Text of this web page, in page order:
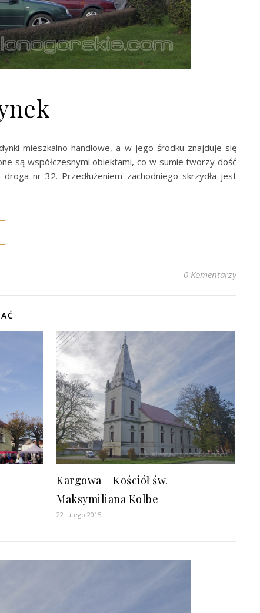
mieszkalno-handlowe, a w jego środku znajduje się
są współczesnymi obiektami, co w sumie tworzy dość
nr 32. Przedłużeniem zachodniego skrzydła jest
0 Komentarzy
Kargowa – Kościół św.
Maksymiliana Kolbe
22 lutego 2015